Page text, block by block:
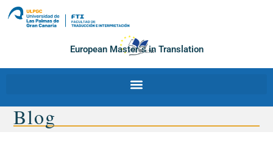
European Master´s in Translation
Blog